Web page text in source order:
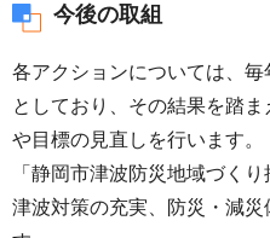
今後の取組
各アクションについては、
としており、その結果を踏
や目標の見直しを行います。
「静岡市津波防災地域づく
津波対策の充実、防災・減